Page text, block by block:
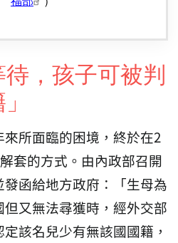
，孩子可被判
所面臨的困境，終於在2
套的方式。由內政部召開
函給地方政府：「生母為
又無法尋獲時，經外交部
該名兒少有無該國國籍，